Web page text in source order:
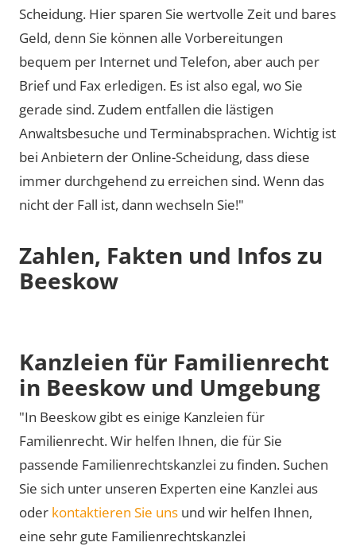
Scheidung. Hier sparen Sie wertvolle Zeit und bares
Geld, denn Sie können alle Vorbereitungen
bequem per Internet und Telefon, aber auch per
Brief und Fax erledigen. Es ist also egal, wo Sie
gerade sind. Zudem entfallen die lästigen
Anwaltsbesuche und Terminabsprachen. Wichtig ist
bei Anbietern der Online-Scheidung, dass diese
immer durchgehend zu erreichen sind. Wenn das
nicht der Fall ist, dann wechseln Sie!"
Zahlen, Fakten und Infos zu
Beeskow
Kanzleien für Familienrecht
in Beeskow und Umgebung
"In Beeskow gibt es einige Kanzleien für
Familienrecht. Wir helfen Ihnen, die für Sie
passende Familienrechtskanzlei zu finden. Suchen
Sie sich unter unseren Experten eine Kanzlei aus
oder kontaktieren Sie uns und wir helfen Ihnen,
eine sehr gute Familienrechtskanzlei